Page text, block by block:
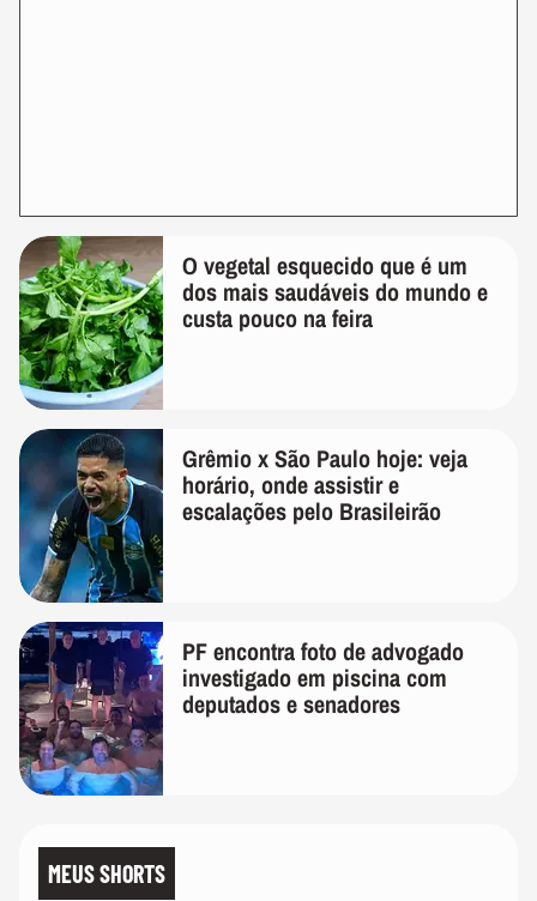
O vegetal esquecido que é um
dos mais saudáveis do mundo e
custa pouco na feira
Grêmio x São Paulo hoje: veja
horário, onde assistir e
escalações pelo Brasileirão
PF encontra foto de advogado
investigado em piscina com
deputados e senadores
MEUS SHORTS